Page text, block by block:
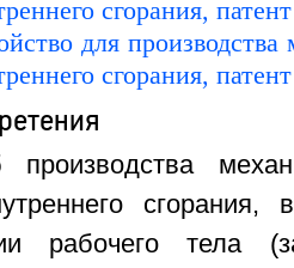
рабочего тела